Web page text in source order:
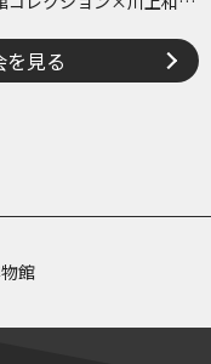
鑑賞～
見る
館